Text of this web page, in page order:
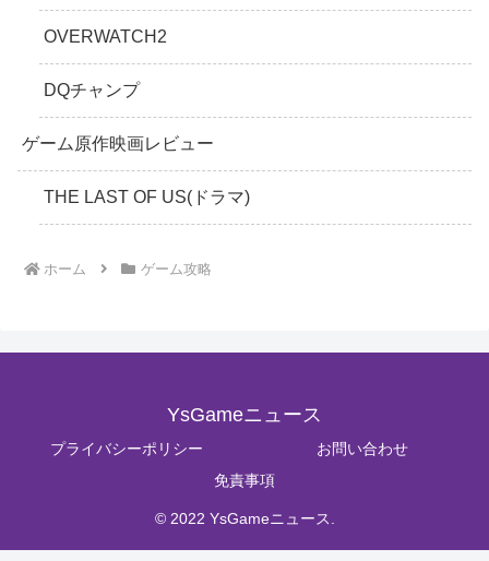
OVERWATCH2
DQチャンプ
ゲーム原作映画レビュー
THE LAST OF US(ドラマ)
ホーム ゲーム攻略
YsGameニュース
プライバシーポリシー
お問い合わせ
免責事項
© 2022 YsGameニュース.